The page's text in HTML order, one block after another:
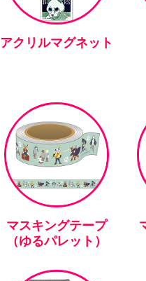
アクリルマグネット
マスキングテープ
（ゆるパレット）